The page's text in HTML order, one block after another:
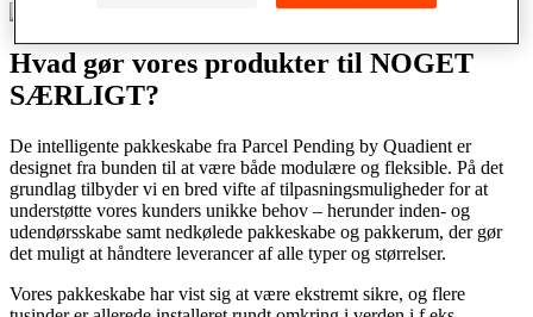
Hvad gør vores produkter til NOGET
SÆRLIGT?
De intelligente pakkeskabe fra Parcel Pending by Quadient er
designet fra bunden til at være både modulære og fleksible. På det
grundlag tilbyder vi en bred vifte af tilpasningsmuligheder for at
understøtte vores kunders unikke behov – herunder inden- og
udendørsskabe samt nedkølede pakkeskabe og pakkerum, der gør
det muligt at håndtere leverancer af alle typer og størrelser.
Vores pakkeskabe har vist sig at være ekstremt sikre, og flere